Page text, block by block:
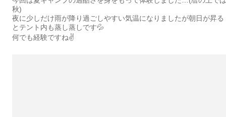
秋)
夜に少しだけ雨が降り過ごしやすい気温になりましたが朝日が昇る
とテント内も蒸し蒸しです💦
何でも経験ですね✌️